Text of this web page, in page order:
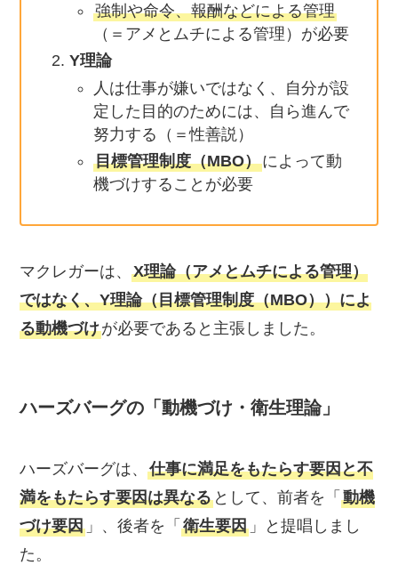
強制や命令、報酬などによる管理
（＝アメとムチによる管理）が必要
Y理論
人は仕事が嫌いではなく、自分が設
定した目的のためには、自ら進んで
努力する（＝性善説）
目標管理制度（MBO）によって動
機づけすることが必要
マクレガーは、X理論（アメとムチによる管理）
ではなく、Y理論（目標管理制度（MBO））によ
る動機づけが必要であると主張しました。
ハーズバーグの「動機づけ・衛生理論」
ハーズバーグは、仕事に満足をもたらす要因と不
満をもたらす要因は異なる として、前者を「動機
づけ要因 」、後者を「衛生要因 」と提唱しまし
た。